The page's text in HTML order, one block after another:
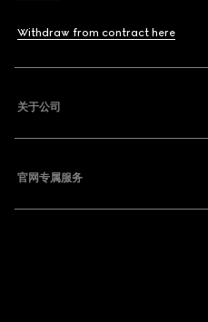
Withdraw from contract here
关于公司
官网专属服务